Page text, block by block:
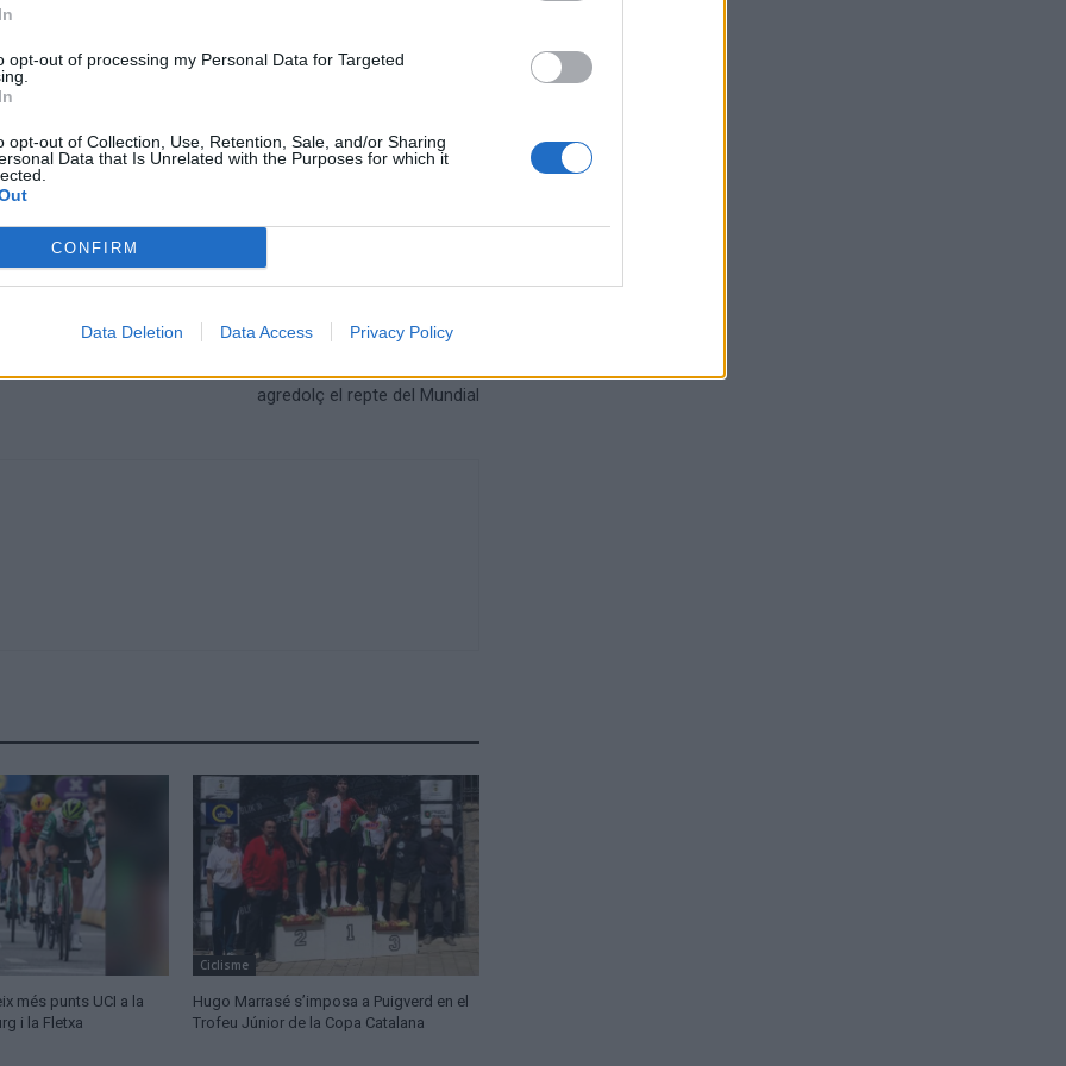
opt-out of processing my Personal Data for Targeted
opt-out of Collection, Use, Retention, Sale, and/or Sharing
Data that Is Unrelated with the Purposes for which it
CONFIRM
Data Deletion Data Access Privacy Policy
Via de Murcia, que ha tingut guanyadors tant
Pantani, Melcior Mauri, Peio Ruiz Cabestany,
altres prestigiosos ciclistes.
Article següent
agredolç el repte del Mundial
més punts UCI a la
i la Fletxa
Ciclisme
Hugo Marrasé s’imposa a Puigverd en el
Trofeu Júnior de la Copa Catalana